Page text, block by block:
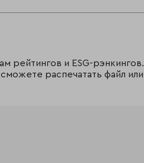
рейтингов и ESG-рэнкингов.
распечатать файл или